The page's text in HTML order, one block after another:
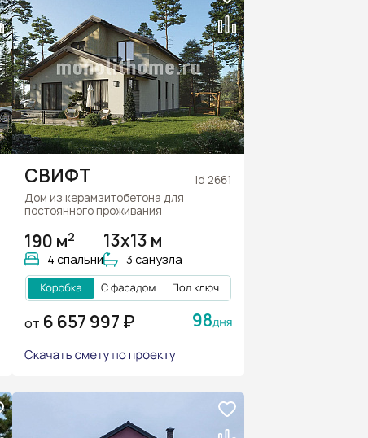
СВИФТ
id 2661
Дом из керамзитобетона для
постоянного проживания
190 м2
4 спальни
13х13 м
3 санузла
ОТ 6 657 997 ₽ 98